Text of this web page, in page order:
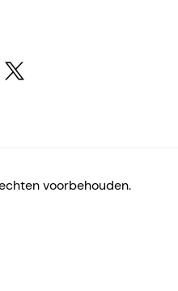
voorbehouden.